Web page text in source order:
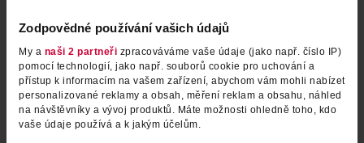
Zodpovědné používání vašich údajů
My a naši 2 partneři zpracováváme vaše údaje (jako např. číslo IP)
pomocí technologií, jako např. souborů cookie pro uchování a
přístup k informacím na vašem zařízení, abychom vám mohli nabízet
personalizované reklamy a obsah, měření reklam a obsahu, náhled
na návštěvníky a vývoj produktů. Máte možnosti ohledně toho, kdo
vaše údaje používá a k jakým účelům.